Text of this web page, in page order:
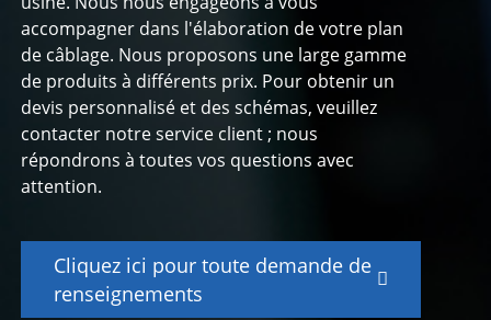
accompagner dans l'élaboration de votre plan
de câblage. Nous proposons une large gamme
de produits à différents prix. Pour obtenir un
devis personnalisé et des schémas, veuillez
contacter notre service client ; nous
répondrons à toutes vos questions avec
attention.
Cliquez ici pour toute demande de
renseignements